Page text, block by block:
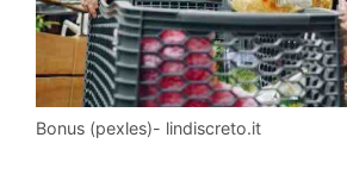
Bonus (pexles)- lindiscreto.it